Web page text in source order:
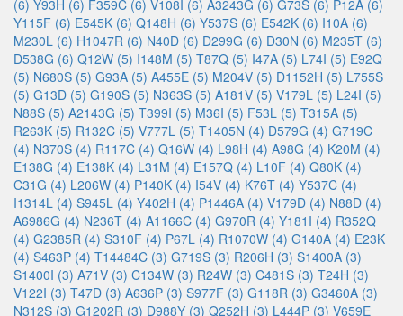
(6) Y93H (6) F359C (6) V108I (6) A3243G (6) G73S (6) P12A (6)
Y115F (6) E545K (6) Q148H (6) Y537S (6) E542K (6) I10A (6)
M230L (6) H1047R (6) N40D (6) D299G (6) D30N (6) M235T (6)
D538G (6) Q12W (5) I148M (5) T87Q (5) I47A (5) L74I (5) E92Q
(5) N680S (5) G93A (5) A455E (5) M204V (5) D1152H (5) L755S
(5) G13D (5) G190S (5) N363S (5) A181V (5) V179L (5) L24I (5)
N88S (5) A2143G (5) T399I (5) M36I (5) F53L (5) T315A (5)
R263K (5) R132C (5) V777L (5) T1405N (4) D579G (4) G719C
(4) N370S (4) R117C (4) Q16W (4) L98H (4) A98G (4) K20M (4)
E138G (4) E138K (4) L31M (4) E157Q (4) L10F (4) Q80K (4)
C31G (4) L206W (4) P140K (4) I54V (4) K76T (4) Y537C (4)
I1314L (4) S945L (4) Y402H (4) P1446A (4) V179D (4) N88D (4)
A6986G (4) N236T (4) A1166C (4) G970R (4) Y181I (4) R352Q
(4) G2385R (4) S310F (4) P67L (4) R1070W (4) G140A (4) E23K
(4) S463P (4) T14484C (3) G719S (3) R206H (3) S1400A (3)
S1400I (3) A71V (3) C134W (3) R24W (3) C481S (3) T24H (3)
V122I (3) T47D (3) A636P (3) S977F (3) G118R (3) G3460A (3)
N312S (3) G1202R (3) D988Y (3) Q252H (3) L444P (3) V659E